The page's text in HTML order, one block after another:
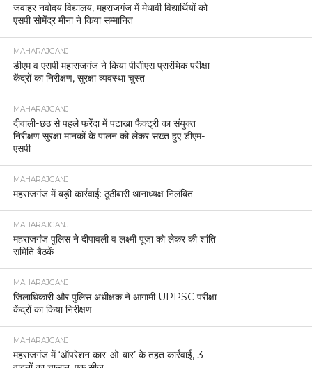
जवाहर नवोदय विद्यालय, महराजगंज में मेधावी विद्यार्थियों को
एसपी सोमेंद्र मीना ने किया सम्मानित
MAHARAJGANJ
डीएम व एसपी महाराजगंज ने किया पीसीएस प्रारंभिक परीक्षा
केंद्रों का निरीक्षण, सुरक्षा व्यवस्था चुस्त
MAHARAJGANJ
दीवाली-छठ से पहले फरेंदा में पटाखा फैक्ट्री का संयुक्त
निरीक्षण सुरक्षा मानकों के पालन को लेकर सख्त हुए डीएम-
एसपी
MAHARAJGANJ
महराजगंज में बड़ी कार्रवाई: ठूठीबारी थानाध्यक्ष निलंबित
MAHARAJGANJ
महराजगंज पुलिस ने दीपावली व लक्ष्मी पूजा को लेकर की शांति
समिति बैठकें
MAHARAJGANJ
जिलाधिकारी और पुलिस अधीक्षक ने आगामी UPPSC परीक्षा
केंद्रों का किया निरीक्षण
MAHARAJGANJ
महराजगंज में ‘ऑपरेशन कार-ओ-बार’ के तहत कार्रवाई, 3